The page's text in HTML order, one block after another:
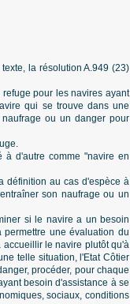
la résolution A.949 (23)
pour les navires ayant
qui se trouve dans une
ou un danger pour
à d'autre comme "navire en
définition au cas d'espèce à
son naufrage ou un
si le navire a un besoin
une évaluation du
le navire plutôt qu'à
telle situation, l'Etat Côtier
procéder, pour chaque
besoin d'assistance à se
sociaux, conditions